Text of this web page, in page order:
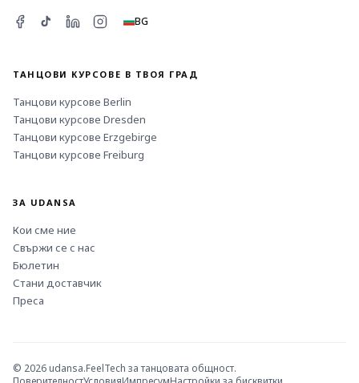
BG
ТАНЦОВИ КУРСОВЕ В ТВОЯ ГРАД
Танцови курсове Berlin
Танцови курсове Dresden
Танцови курсове Erzgebirge
Танцови курсове Freiburg
ЗА UDANSA
Кои сме ние
Свържи се с нас
Бюлетин
Стани доставчик
Преса
© 2026udansa.FeelTech за танцовата общност.